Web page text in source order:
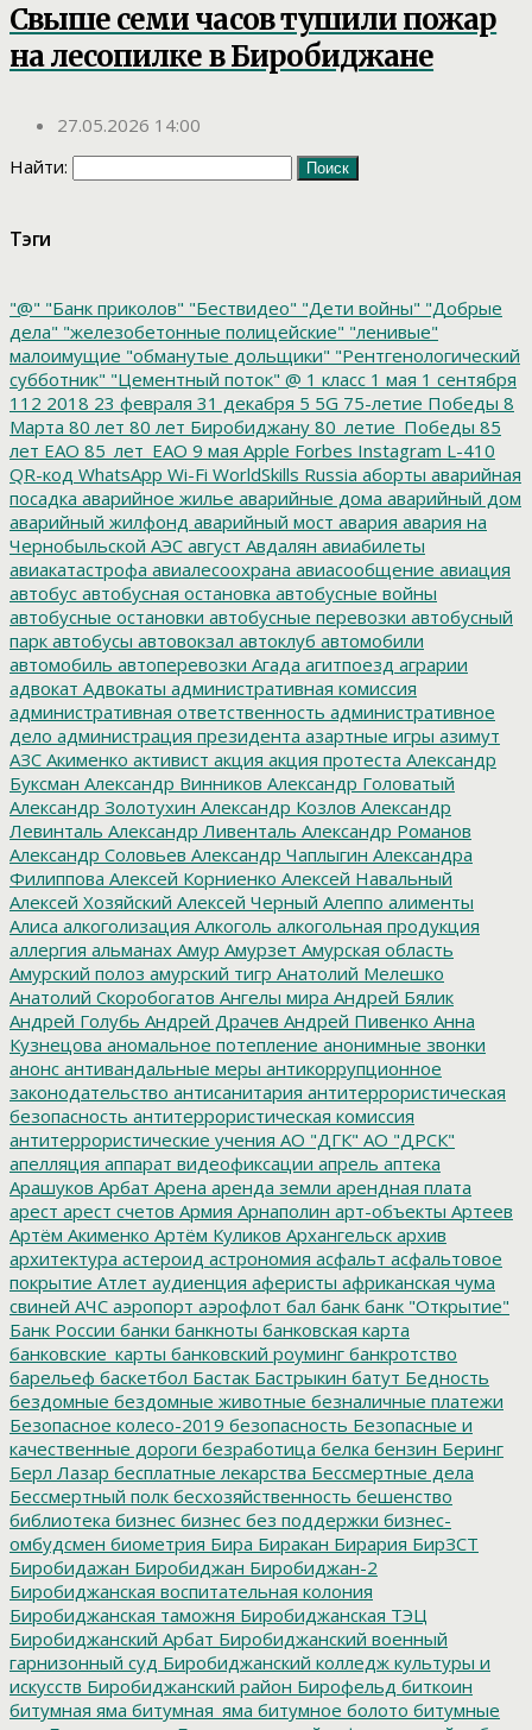
Свыше семи часов тушили пожар
на лесопилке в Биробиджане
27.05.2026 14:00
Найти:
Тэги
"@" "Банк приколов" "Бествидео" "Дети войны" "Добрые
дела" "железобетонные полицейские" "ленивые"
малоимущие "обманутые дольщики" "Рентгенологический
субботник" "Цементный поток" @ 1 класс 1 мая 1 сентября
112 2018 23 февраля 31 декабря 5 5G 75-летие Победы 8
Марта 80 лет 80 лет Биробиджану 80_летие_Победы 85
лет ЕАО 85_лет_ЕАО 9 мая Apple Forbes Instagram L-410
QR-код WhatsApp Wi-Fi WorldSkills Russia аборты аварийная
посадка аварийное жилье аварийные дома аварийный дом
аварийный жилфонд аварийный мост авария авария на
Чернобыльской АЭС август Авдалян авиабилеты
авиакатастрофа авиалесоохрана авиасообщение авиация
автобус автобусная остановка автобусные войны
автобусные остановки автобусные перевозки автобусный
парк автобусы автовокзал автоклуб автомобили
автомобиль автоперевозки Агада агитпоезд аграрии
адвокат Адвокаты административная комиссия
административная ответственность административное
дело администрация президента азартные игры азимут
АЗС Акименко активист акция акция протеста Александр
Буксман Александр Винников Александр Головатый
Александр Золотухин Александр Козлов Александр
Левинталь Александр Ливенталь Александр Романов
Александр Соловьев Александр Чаплыгин Александра
Филиппова Алексей Корниенко Алексей Навальный
Алексей Хозяйский Алексей Черный Алеппо алименты
Алиса алкоголизация Алкоголь алкогольная продукция
аллергия альманах Амур Амурзет Амурская область
Амурский полоз амурский тигр Анатолий Мелешко
Анатолий Скоробогатов Ангелы мира Андрей Бялик
Андрей Голубь Андрей Драчев Андрей Пивенко Анна
Кузнецова аномальное потепление анонимные звонки
анонс антивандальные меры антикоррупционное
законодательство антисанитария антитеррористическая
безопасность антитеррористическая комиссия
антитеррористические учения АО "ДГК" АО "ДРСК"
апелляция аппарат видеофиксации апрель аптека
Арашуков Арбат Арена аренда земли арендная плата
арест арест счетов Армия Арнаполин арт-объекты Артеев
Артём Акименко Артём Куликов Архангельск архив
архитектура астероид астрономия асфальт асфальтовое
покрытие Атлет аудиенция аферисты африканская чума
свиней АЧС аэропорт аэрофлот бал банк банк "Открытие"
Банк России банки банкноты банковская карта
банковские_карты банковский роуминг банкротство
барельеф баскетбол Бастак Бастрыкин батут Бедность
бездомные бездомные животные безналичные платежи
Безопасное колесо-2019 безопасность Безопасные и
качественные дороги безработица белка бензин Беринг
Берл Лазар бесплатные лекарства Бессмертные дела
Бессмертный полк бесхозяйственность бешенство
библиотека бизнес бизнес без поддержки бизнес-
омбудсмен биометрия Бира Биракан Бирария БирЗСТ
Биробидажан Биробиджан Биробиджан-2
Биробиджанская воспитательная колония
Биробиджанская таможня Биробиджанская ТЭЦ
Биробиджанский Арбат Биробиджанский военный
гарнизонный суд Биробиджанский колледж культуры и
искусств Биробиджанский район Бирофельд биткоин
битумная яма битумная_яма битумное болото битумные